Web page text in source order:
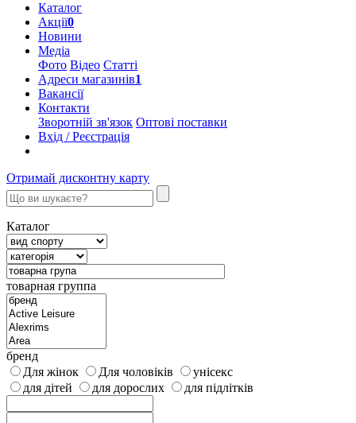
Каталог
Акції0
Новини
Медіа
Фото Відео Статті
Адреси магазинів1
Вакансії
Контакти
Зворотній зв'язок Оптові поставки
Вхід / Реєстрація
Отримай дисконтну карту
Каталог
товарная группа
бренд
Для жінок
Для чоловіків
унісекс
для дітей
для дорослих для підлітків